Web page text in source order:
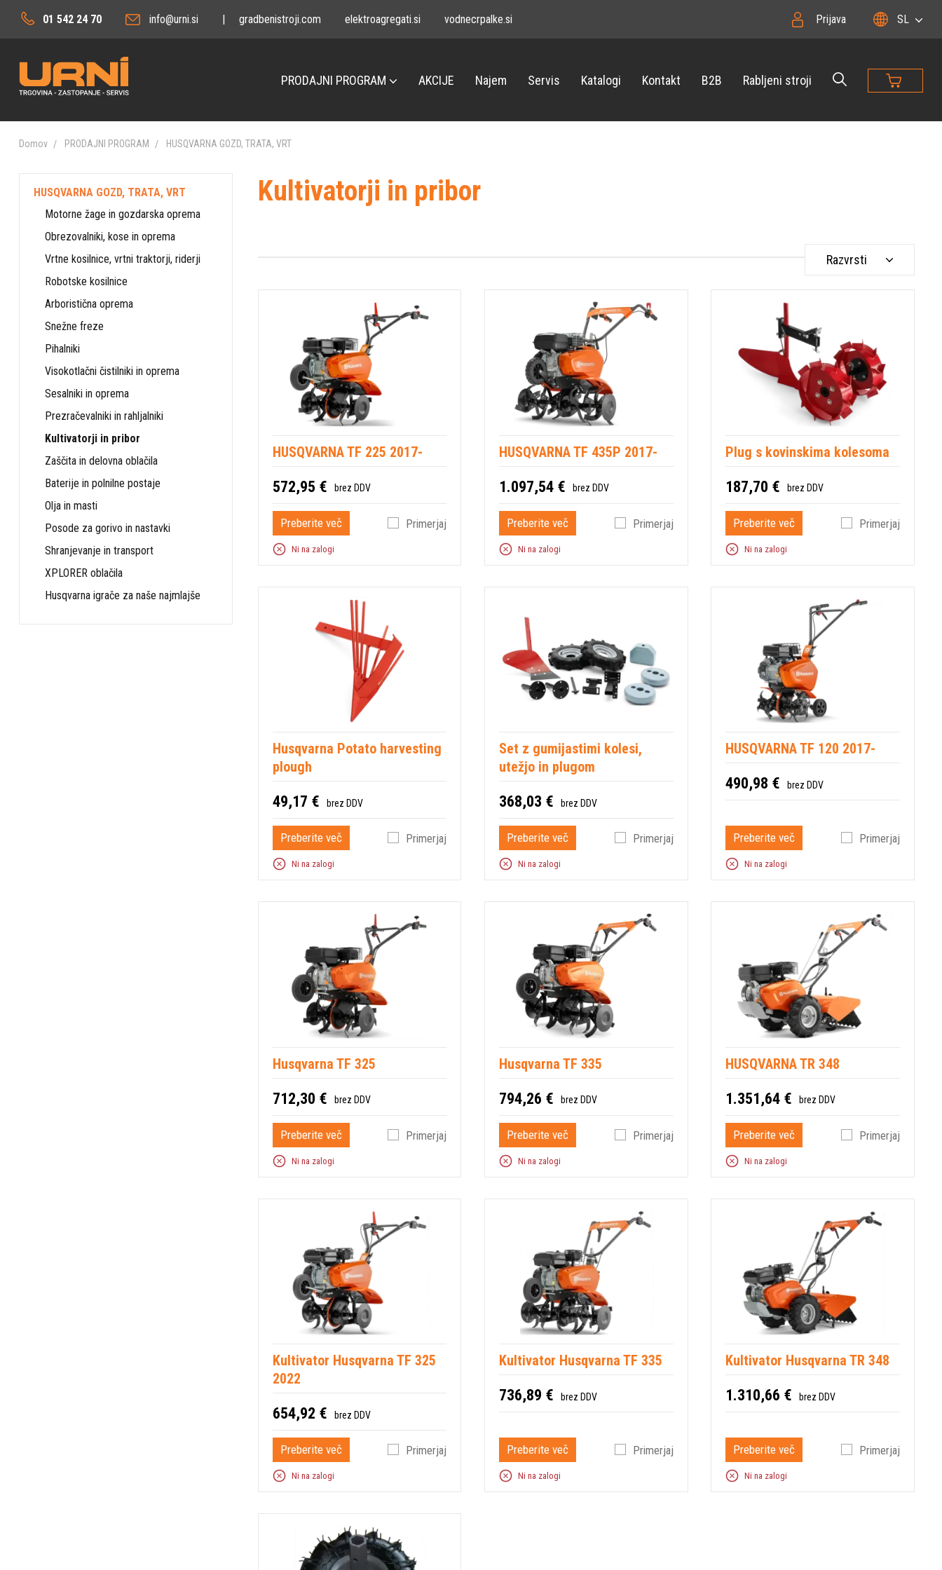
01 542 24 70 info@urni.si | gradbenistroji.com elektroagregati.si vodnecrpalke.si Prijava SL
PRODAJNI PROGRAM AKCIJE Najem Servis Katalogi Kontakt B2B Rabljeni stroji
Domov PRODAJNI PROGRAM HUSQVARNA GOZD, TRATA, VRT
HUSQVARNA GOZD, TRATA, VRT
Motorne žage in gozdarska oprema
Obrezovalniki, kose in oprema
Vrtne kosilnice, vrtni traktorji, riderji
Robotske kosilnice
Arboristična oprema
Snežne freze
Pihalniki
Visokotlačni čistilniki in oprema
Sesalniki in oprema
Prezračevalniki in rahljalniki
Kultivatorji in pribor
Zaščita in delovna oblačila
Baterije in polnilne postaje
Olja in masti
Posode za gorivo in nastavki
Shranjevanje in transport
XPLORER oblačila
Husqvarna igrače za naše najmlajše
Kultivatorji in pribor
Razvrsti
HUSQVARNA TF 225 2017-
572,95 € brez DDV
Preberite več Primerjaj
Ni na zalogi
HUSQVARNA TF 435P 2017-
1.097,54 € brez DDV
Preberite več Primerjaj
Ni na zalogi
Plug s kovinskima kolesoma
187,70 € brez DDV
Preberite več Primerjaj
Ni na zalogi
Husqvarna Potato harvesting
plough
49,17 € brez DDV
Preberite več Primerjaj
Ni na zalogi
Set z gumijastimi kolesi,
utežjo in plugom
368,03 € brez DDV
Preberite več Primerjaj
Ni na zalogi
HUSQVARNA TF 120 2017-
490,98 € brez DDV
Preberite več Primerjaj
Ni na zalogi
Husqvarna TF 325
712,30 € brez DDV
Preberite več Primerjaj
Ni na zalogi
Husqvarna TF 335
794,26 € brez DDV
Preberite več Primerjaj
Ni na zalogi
HUSQVARNA TR 348
1.351,64 € brez DDV
Preberite več Primerjaj
Ni na zalogi
Kultivator Husqvarna TF 325
2022
654,92 € brez DDV
Preberite več Primerjaj
Ni na zalogi
Kultivator Husqvarna TF 335
736,89 € brez DDV
Preberite več Primerjaj
Ni na zalogi
Kultivator Husqvarna TR 348
1.310,66 € brez DDV
Preberite več Primerjaj
Ni na zalogi